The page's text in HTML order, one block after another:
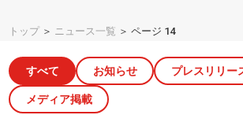
トップ ＞ ニュース一覧 ＞ ページ 14
すべて お知らせ プレスリリー
メディア掲載